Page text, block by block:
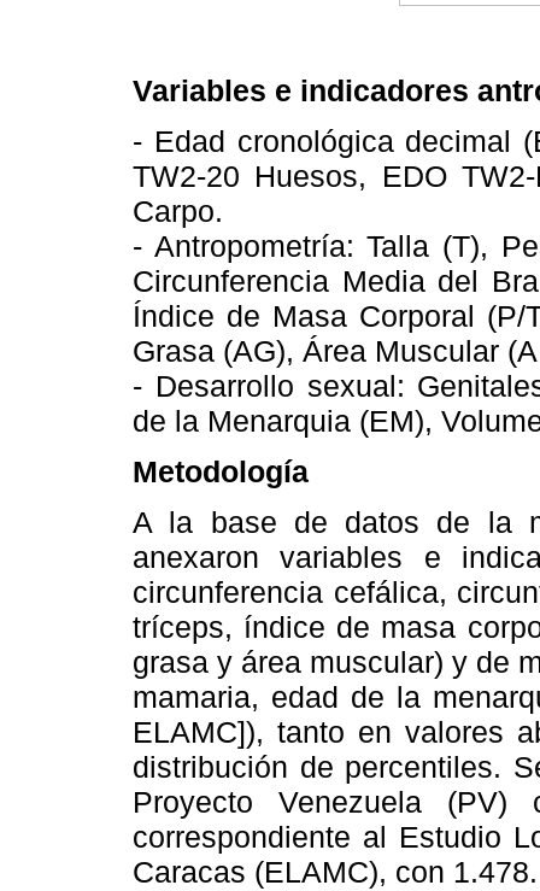
Variables e indicadores
- Edad cronológica decimal
TW2-20 Huesos, EDO
Carpo.
- Antropometría: Talla (T),
Circunferencia Media del
Índice de Masa Corporal (P/
Grasa (AG), Área Muscular
- Desarrollo sexual:
de la Menarquia (EM),
Metodología
A la base de datos de la
anexaron variables e
circunferencia cefálica,
tríceps, índice de masa
grasa y área muscular) y de
mamaria, edad de la
ELAMC]), tanto en valores
distribución de percentiles.
Proyecto Venezuela
correspondiente al Estudio
Caracas (ELAMC), con 1.478.